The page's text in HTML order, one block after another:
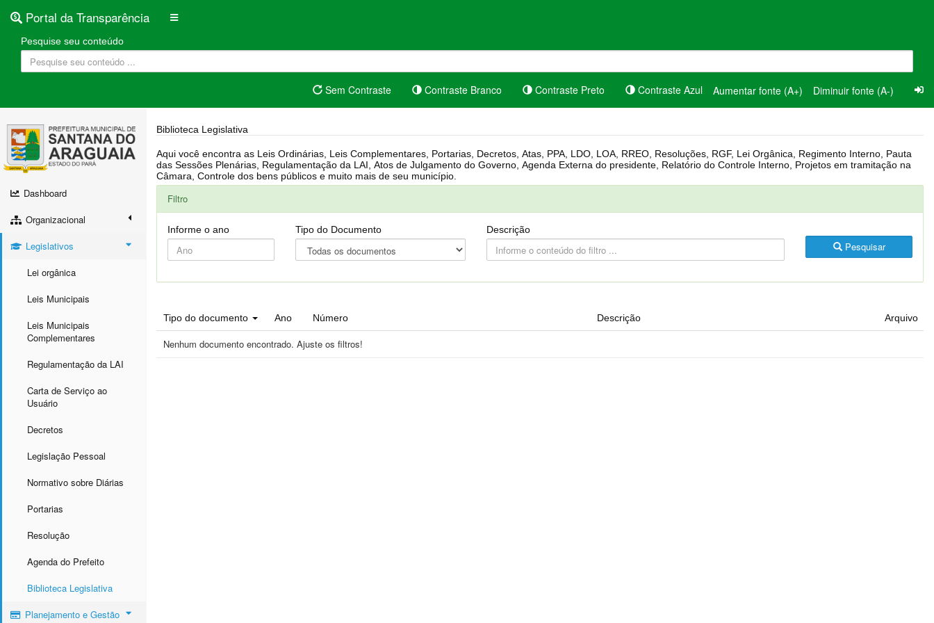
Portal da Transparência
Pesquise seu conteúdo
Sem Contraste Contraste Branco Contraste Preto Contraste Azul Aumentar fonte (A+) Diminuir fonte (A-)
Dashboard
Organizacional
Legislativos
Lei orgânica
Leis Municipais
Leis Municipais
Complementares
Regulamentação da LAI
Carta de Serviço ao
Usuário
Decretos
Legislação Pessoal
Normativo sobre Diárias
Portarias
Resolução
Agenda do Prefeito
Biblioteca Legislativa
Planejamento e Gestão
Biblioteca Legislativa
Aqui você encontra as Leis Ordinárias, Leis Complementares, Portarias, Decretos, Atas, PPA, LDO, LOA, RREO, Resoluções, RGF, Lei Orgânica, Regimento Interno, Pauta
das Sessões Plenárias, Regulamentação da LAI, Atos de Julgamento do Governo, Agenda Externa do presidente, Relatório do Controle Interno, Projetos em tramitação na
Câmara, Controle dos bens públicos e muito mais de seu município.
Filtro
Informe o ano Tipo do Documento Descrição
Pesquisar
Tipo do documento Ano Número Descrição Arquivo
Nenhum documento encontrado. Ajuste os filtros!